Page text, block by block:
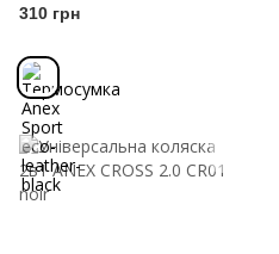
310 грн